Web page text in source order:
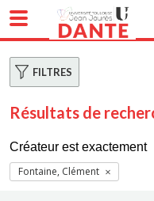
FILTRES
Résultats de
Créateur est exactement
Fontaine, Clément